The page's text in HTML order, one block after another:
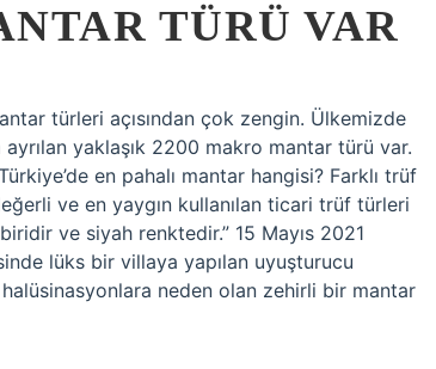
TÜRÜ VAR
türleri açısından çok zengin. Ülkemizde
yaklaşık 2200 makro mantar türü var.
en pahalı mantar hangisi? Farklı trüf
ve en yaygın kullanılan ticari trüf türleri
ve siyah renktedir.” 15 Mayıs 2021
lüks bir villaya yapılan uyuşturucu
neden olan zehirli bir mantar